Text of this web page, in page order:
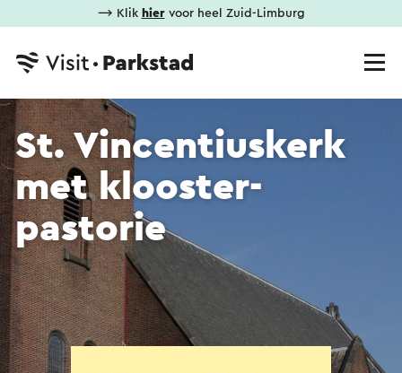
⟶ Klik hiervoor heel Zuid-Limburg
St. Vincentiuskerk
met klooster-
pastorie